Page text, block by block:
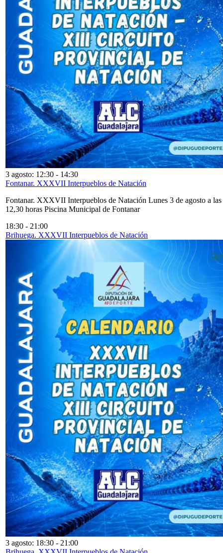
3 agosto: 12:30 - 14:30
Fontanar. XXXVII Interpueblos de Natación
Fontanar. XXXVII Interpueblos de Natación Lunes 3 de agosto a las
12,30 horas Piscina Municipal de Fontanar
18:30 - 21:00
Brihuega. XXXVII Interpueblos de Natación
3 agosto: 18:30 - 21:00